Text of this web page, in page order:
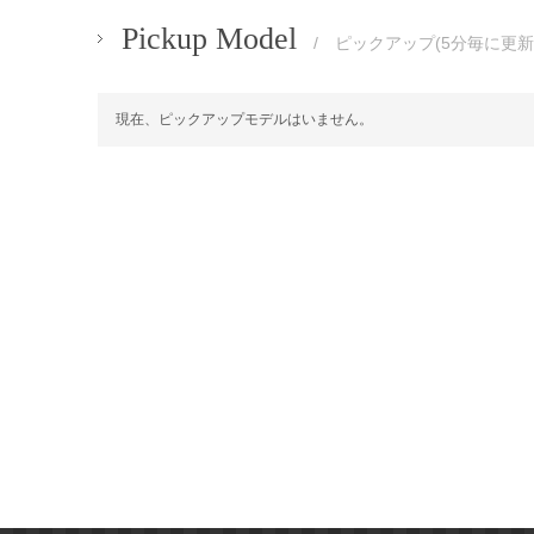
Pickup Model / ピックアップ(5分毎に更
現在、ピックアップモデルはいません。